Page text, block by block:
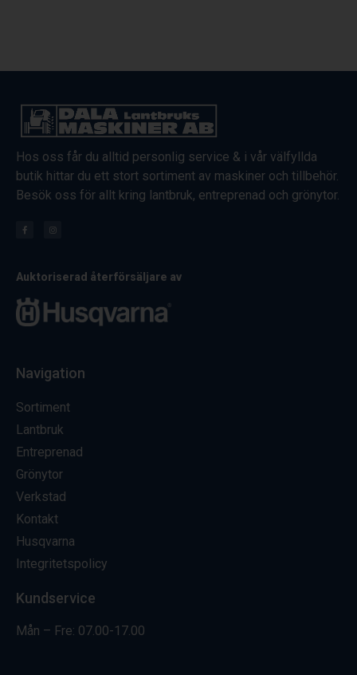
Hos oss får du alltid personlig service & i vår välfyllda
butik hittar du ett stort sortiment av maskiner och tillbehör.
Besök oss för allt kring lantbruk, entreprenad och grönytor.
Auktoriserad återförsäljare av
Navigation
Sortiment
Lantbruk
Entreprenad
Grönytor
Verkstad
Kontakt
Husqvarna
Integritetspolicy
Kundservice
Mån – Fre: 07.00-17.00